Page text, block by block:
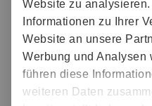
Website zu
Informationen zu Ihrer
Website an unsere
Werbung und Analysen
führen diese
weiteren Daten